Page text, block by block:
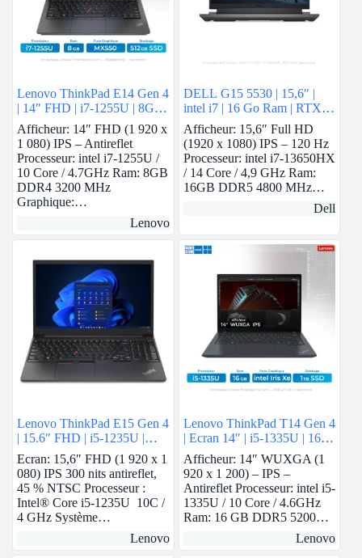
Lenovo ThinkPad E14 Gen 4
| 14″ FHD | i7-1255U | 8GB
Ram | Nvidia MX550 | 512
GB SSD
Afficheur: 14″ FHD (1 920 x
1 080) IPS – Antireflet
Processeur: intel i7-1255U /
10 Core / 4.7GHz Ram: 8GB
DDR4 3200 MHz
Graphique:…
Lenovo
DELL G15 5530 | 15,6″ |
intel i7 | 16 Go Ram | RTX
3050
Afficheur: 15,6″ Full HD
(1920 x 1080) IPS – 120 Hz
Processeur: intel i7-13650HX
/ 14 Core / 4,9 GHz Ram:
16GB DDR5 4800 MHz…
Dell
Lenovo ThinkPad E15 Gen 4
| 15.6″ FHD | i5-1235U |
8Gb Ram | Nvidia MX550 |
512 GB SSD
Ecran: 15,6″ FHD (1 920 x 1
080) IPS 300 nits antireflet,
45 % NTSC Processeur :
Intel® Core i5-1235U 10C /
4 GHz Système…
Lenovo
Lenovo ThinkPad T14 Gen 4
| Ecran 14″ | i5-1335U | 16
GB ram | intel Iris Xe | 1 TB
SSD
Afficheur: 14″ WUXGA (1
920 x 1 200) – IPS –
Antireflet Processeur: intel i5-
1335U / 10 Core / 4.6GHz
Ram: 16 GB DDR5 5200…
Lenovo